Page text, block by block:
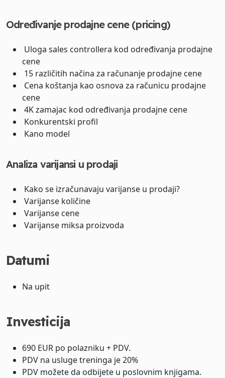
Određivanje prodajne cene (pricing)
Uloga sales controllera kod određivanja prodajne
cene
15 različitih načina za računanje prodajne cene
Cena koštanja kao osnova za računicu prodajne
cene
4K zamajac kod određivanja prodajne cene
Konkurentski profil
Kano model
Analiza varijansi u prodaji
Kako se izračunavaju varijanse u prodaji?
Varijanse količine
Varijanse cene
Varijanse miksa proizvoda
Datumi
Na upit
Investicija
690 EUR po polazniku + PDV.
PDV na usluge treninga je 20%
PDV možete da odbijete u poslovnim knjigama.